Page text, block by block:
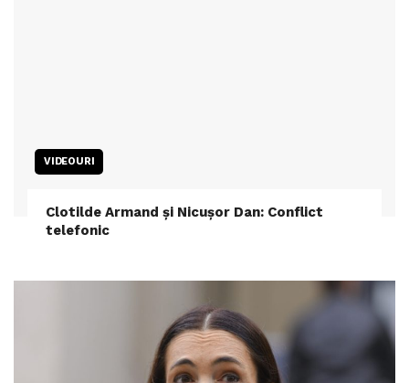
VIDEOURI
Clotilde Armand și Nicușor Dan: Conflict
telefonic